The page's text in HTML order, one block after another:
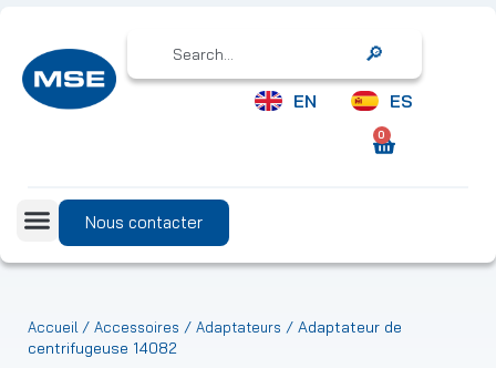
Search
EN ES
0
Nous contacter
Accueil / Accessoires / Adaptateurs / Adaptateur de
centrifugeuse 14082